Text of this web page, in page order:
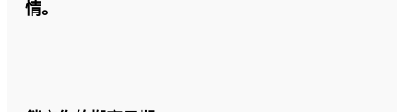
情。